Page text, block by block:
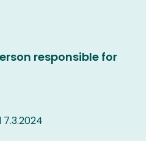
responsible for